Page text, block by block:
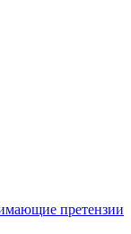
претензии